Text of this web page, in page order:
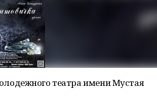
театра имени Мустая